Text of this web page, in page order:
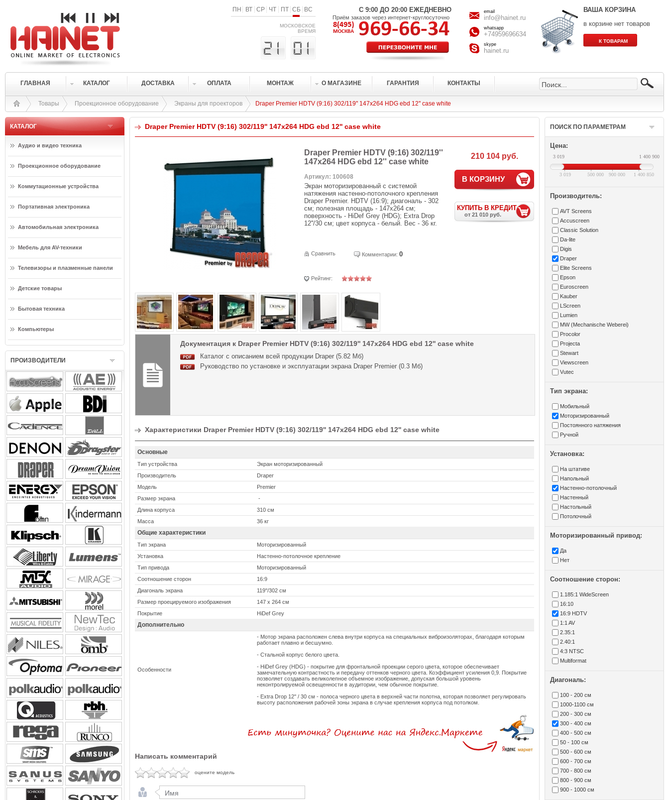
ПН ВТ СР ЧТ ПТ СБ ВС
МОСКОВСКОЕ
ВРЕМЯ
С 9:00 ДО 20:00 ЕЖЕДНЕВНО
Приём заказов через интернет-круглосуточно
email
info@hainet.ru
whatsapp
+74959696634
skype
hainet.ru
ВАША КОРЗИНА
в корзине нет товаров
ГЛАВНАЯ КАТАЛОГ ДОСТАВКА ОПЛАТА МОНТАЖ О МАГАЗИНЕ ГАРАНТИЯ КОНТАКТЫ
Товары Проекционное оборудование Экраны для проекторов Draper Premier HDTV (9:16) 302/119'' 147x264 HDG ebd 12'' case white
КАТАЛОГ
Аудио и видео техника
Проекционное оборудование
Коммутационные устройства
Портативная электроника
Автомобильная электроника
Мебель для AV-техники
Телевизоры и плазменные панели
Детские товары
Бытовая техника
Компьютеры
ПРОИЗВОДИТЕЛИ
Draper Premier HDTV (9:16) 302/119'' 147x264 HDG ebd 12'' case white
Draper Premier HDTV (9:16) 302/119''
147x264 HDG ebd 12'' case white
Артикул: 100608
Экран моторизированный с системой
натяжения настенно-потолочного крепления
Draper Premier. HDTV (16:9); диагональ - 302
см; полезная площадь - 147x264 см;
поверхность - HiDef Grey (HDG); Extra Drop
12''/30 см; цвет корпуса - белый. Вес - 36 кг.
Сравнить Комментарии: 0
Рейтинг:
210 104 руб.
В КОРЗИНУ
КУПИТЬ В КРЕДИТ
от 21 010 руб.
Документация к Draper Premier HDTV (9:16) 302/119'' 147x264 HDG ebd 12'' case white
Каталог с описанием всей продукции Draper (5.82 Мб)
Руководство по установке и эксплуатации экрана Draper Premier (0.3 Мб)
Характеристики Draper Premier HDTV (9:16) 302/119'' 147x264 HDG ebd 12'' case white
Основные
Тип устройства
Экран моторизированный
Производитель
Draper
Модель
Premier
Размер экрана
-
Длина корпуса
310 см
Масса
36 кг
Общие характеристики
Тип экрана
Моторизированный
Установка
Настенно-потолочное крепление
Тип привода
Моторизированный
Соотношение сторон
16:9
Диагональ экрана
119''/302 см
Размер проецируемого изображения
147 x 264 см
Покрытие
HiDef Grey
Дополнительно
Особенности
- Мотор экрана расположен слева внутри корпуса на специальных виброизоляторах, благодаря которым
работает плавно и бесшумно.
- Стальной корпус белого цвета.
- HiDef Grey (HDG) - покрытие для фронтальной проекции серого цвета, которое обеспечивает
замечательную контрастность и передачу оттенков черного цвета. Коэффициент усиления 0,9. Покрытие
позволяет создавать великолепное объемное изображение, допуская большой уровень
неконтролируемой освещенности в аудитории, чем обычное покрытие.
- Extra Drop 12'' / 30 см - полоса черного цвета в верхней части полотна, которая позволяет регулировать
высоту расположения рабочей зоны экрана в случае крепления корпуса под потолком.
Написать комментарий
оцените модель
ПОИСК ПО ПАРАМЕТРАМ
Цена:
3 019 1 400 900
3 019 1 400 850
500 000 900 000
Производитель:
AVT Screens
Accuscreen
Classic Solution
Da-lite
Digis
Draper
Elite Screens
Epson
Euroscreen
Kauber
LScreen
Lumien
MW (Mechanische Weberei)
Procolor
Projecta
Stewart
Viewscreen
Vutec
Тип экрана:
Мобильный
Моторизированный
Постоянного натяжения
Ручной
Установка:
На штативе
Напольный
Настенно-потолочный
Настенный
Настольный
Потолочный
Моторизированный привод:
Да
Нет
Соотношение сторон:
1.185:1 WideScreen
16:10
16:9 HDTV
1:1 AV
2.35:1
2.40:1
4:3 NTSC
Multiformat
Диагональ:
100 - 200 см
1000-1100 см
200 - 300 см
300 - 400 см
400 - 500 см
50 - 100 см
500 - 600 см
600 - 700 см
700 - 800 см
800 - 900 см
900 - 1000 см